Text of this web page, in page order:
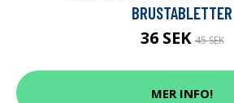
BRUSTABLETTER
36 SEK45 SEK
MER INFO!